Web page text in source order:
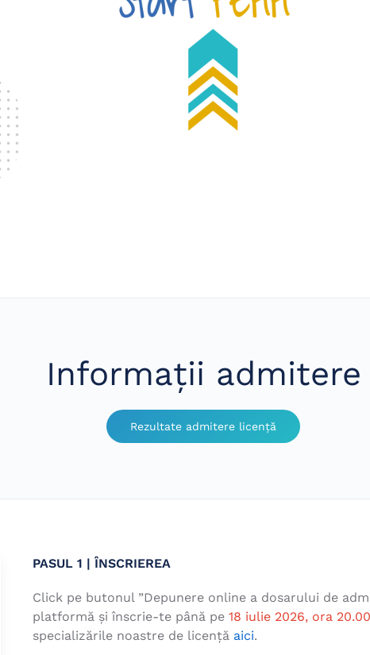
Informații admitere
Rezultate admitere licență
PASUL 1 | ÎNSCRIEREA
Click pe butonul ”Depunere online a dosarului de
platformă și înscrie-te până pe 18 iulie 2026, ora 20.00
specializările noastre de licență aici.